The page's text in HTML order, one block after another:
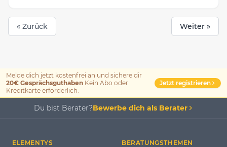
« Zurück Weiter »
Melde dich jetzt kostenfrei an und sichere dir
20€ Gesprächsguthaben Kein Abo oder
Kreditkarte erforderlich.
Jetzt registrieren
Du bist Berater?Bewerbe dich als Berater
ELEMENTYS BERATUNGSTHEMEN